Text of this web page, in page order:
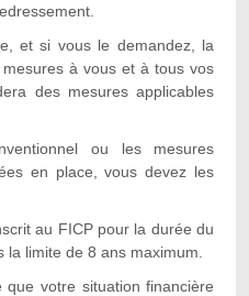
et si vous le demandez, la
à vous et à tous vos
des mesures applicables
ou les mesures
en place, vous devez les
au FICP pour la durée du
limite de 8 ans maximum.
votre situation financière